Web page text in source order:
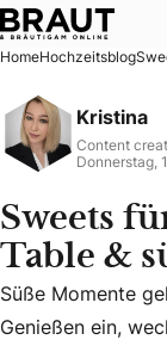
Sweets für die
HomeHochzeitsblog
Kristina
Content
Donnerstag,
Sweets
Table &
Süße Momente
Genießen ein,